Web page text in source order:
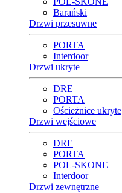
Barański
Drzwi przesuwne
PORTA
Interdoor
Drzwi ukryte
DRE
PORTA
Ościeżnice ukryte
Drzwi wejściowe
DRE
PORTA
POL-SKONE
Interdoor
Drzwi zewnętrzne